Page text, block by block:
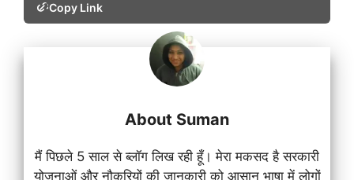
Copy Link
About Suman
मैं पिछले 5 साल से ब्लॉग लिख रही हूँ। मेरा मकसद है सरकारी
योजनाओं और नौकरियों की जानकारी को आसान भाषा में लोगों